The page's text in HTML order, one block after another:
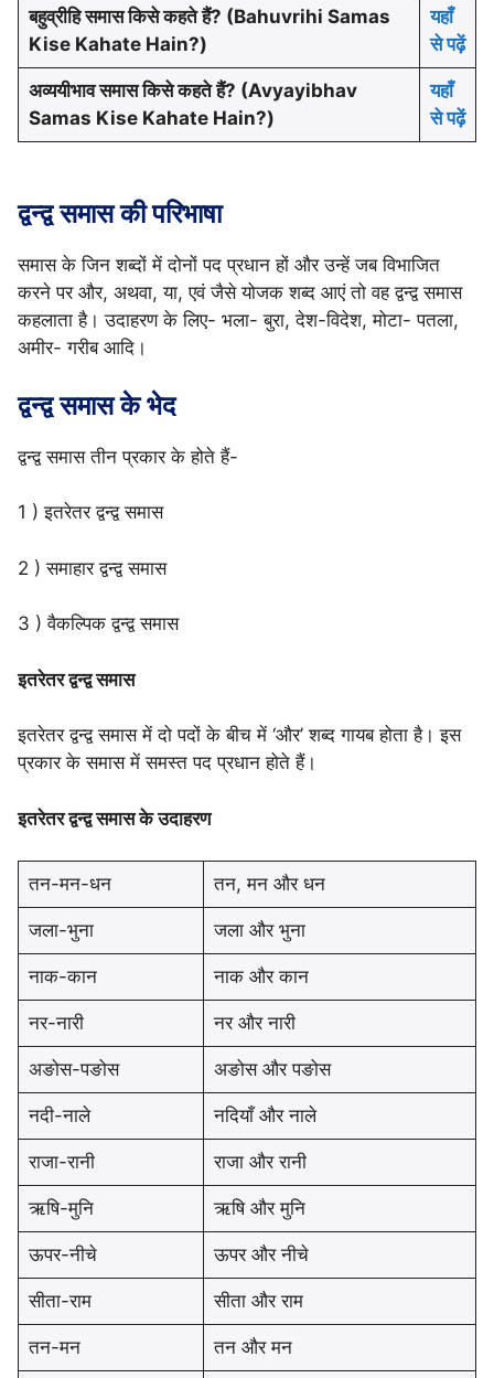
बहुव्रीहि समास किसे कहते हैं? (Bahuvrihi Samas
Kise Kahate Hain?)
यहाँ
से पढ़ें
अव्ययीभाव समास किसे कहते हैं? (Avyayibhav
Samas Kise Kahate Hain?)
यहाँ
से पढ़ें
द्वन्द्व समास की परिभाषा
समास के जिन शब्दों में दोनों पद प्रधान हों और उन्हें जब विभाजित
करने पर और, अथवा, या, एवं जैसे योजक शब्द आएं तो वह द्वन्द्व समास
कहलाता है। उदाहरण के लिए- भला- बुरा, देश-विदेश, मोटा- पतला,
अमीर- गरीब आदि।
द्वन्द्व समास के भेद
द्वन्द्व समास तीन प्रकार के होते हैं-
1 ) इतरेतर द्वन्द्व समास
2 ) समाहार द्वन्द्व समास
3 ) वैकल्पिक द्वन्द्व समास
इतरेतर द्वन्द्व समास
इतरेतर द्वन्द्व समास में दो पदों के बीच में ‘और’ शब्द गायब होता है। इस
प्रकार के समास में समस्त पद प्रधान होते हैं।
इतरेतर द्वन्द्व समास के उदाहरण
तन-मन-धन तन, मन और धन
जला-भुना जला और भुना
नाक-कान नाक और कान
नर-नारी नर और नारी
अङोस-पङोस अङोस और पङोस
नदी-नाले नदियाँ और नाले
राजा-रानी राजा और रानी
ऋषि-मुनि ऋषि और मुनि
ऊपर-नीचे ऊपर और नीचे
सीता-राम सीता और राम
तन-मन तन और मन